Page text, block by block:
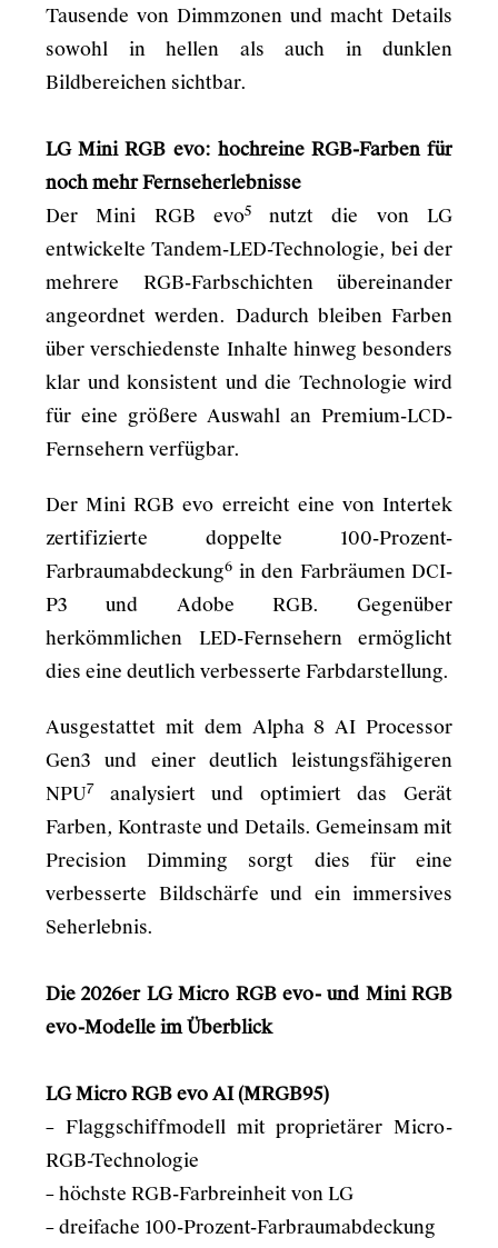
Tausende von Dimmzonen und macht Details
sowohl in hellen als auch in dunklen
Bildbereichen sichtbar.
LG Mini RGB evo: hochreine RGB-Farben für
noch mehr Fernseherlebnisse
Der Mini RGB evo5nutzt die von LG
entwickelte Tandem-LED-Technologie, bei der
mehrere RGB-Farbschichten übereinander
angeordnet werden. Dadurch bleiben Farben
über verschiedenste Inhalte hinweg besonders
klar und konsistent und die Technologie wird
für eine größere Auswahl an Premium-LCD-
Fernsehern verfügbar.
Der Mini RGB evo erreicht eine von Intertek
zertifizierte doppelte 100-Prozent-
Farbraumabdeckung6 in den Farbräumen DCI-
P3 und Adobe RGB. Gegenüber
herkömmlichen LED-Fernsehern ermöglicht
dies eine deutlich verbesserte Farbdarstellung.
Ausgestattet mit dem Alpha 8 AI Processor
Gen3 und einer deutlich leistungsfähigeren
NPU7
analysiert und optimiert das Gerät
Farben, Kontraste und Details. Gemeinsam mit
Precision Dimming sorgt dies für eine
verbesserte Bildschärfe und ein immersives
Seherlebnis.
Die 2026er LG Micro RGB evo- und Mini RGB
evo-Modelle im Überblick
LG Micro RGB evo AI (MRGB95)
– Flaggschiffmodell mit proprietärer Micro-
RGB-Technologie
– höchste RGB-Farbreinheit von LG
– dreifache 100-Prozent-Farbraumabdeckung